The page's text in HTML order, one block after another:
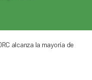
alcanza la mayoría de